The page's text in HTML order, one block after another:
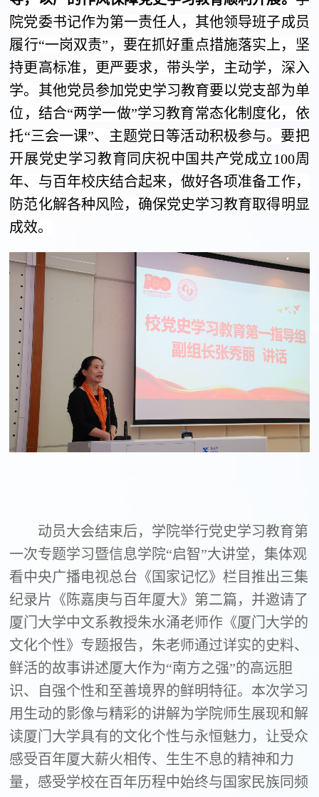
院党委书记作为第一责任人，其他领导班子成员
履行“一岗双责”，要在抓好重点措施落实上，坚
持更高标准，更严要求，带头学，主动学，深入
学。其他党员参加党史学习教育要以党支部为单
位，结合“两学一做”学习教育常态化制度化，依
托“三会一课”、主题党日等活动积极参与。要把
开展党史学习教育同庆祝中国共产党成立100周
年、与百年校庆结合起来，做好各项准备工作，
防范化解各种风险，确保党史学习教育取得明显
成效。
动员大会结束后，学院举行党史学习教育第
一次专题学习暨信息学院“启智”大讲堂，集体观
看中央广播电视总台《国家记忆》栏目推出三集
纪录片《陈嘉庚与百年厦大》第二篇，并邀请了
厦门大学中文系教授朱水涌老师作《厦门大学的
文化个性》专题报告，朱老师通过详实的史料、
鲜活的故事讲述厦大作为“南方之强”的高远胆
识、自强个性和至善境界的鲜明特征。本次学习
用生动的影像与精彩的讲解为学院师生展现和解
读厦门大学具有的文化个性与永恒魅力，让受众
感受百年厦大薪火相传、生生不息的精神和力
量，感受学校在百年历程中始终与国家民族同频